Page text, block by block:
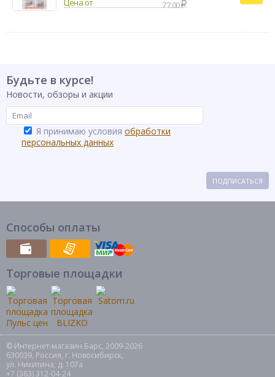
77.00
Будьте в курсе!
Новости, обзоры и акции
Я принимаю условия обработки
персональных данных
ПОДПИСАТЬСЯ
Способы оплаты
Торговые площадки
© Интернет-магазин Барс, 2009-2026
630039, Россия, г. Новосибирск,
ул. Никитина, д. 107а
+7 (383) 312-04-24